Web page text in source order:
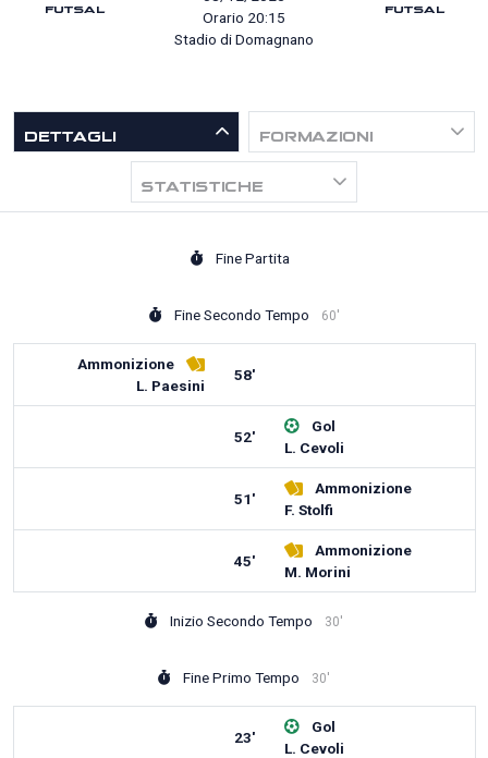
Orario 20:15
Stadio di Domagnano
DETTAGLI FORMAZIONI
STATISTICHE
Fine Partita
Fine Secondo Tempo 60'
Ammonizione
L. Paesini
58'
52'
Gol
L. Cevoli
51'
Ammonizione
F. Stolfi
45'
Ammonizione
M. Morini
Inizio Secondo Tempo 30'
Fine Primo Tempo 30'
23'
Gol
L. Cevoli